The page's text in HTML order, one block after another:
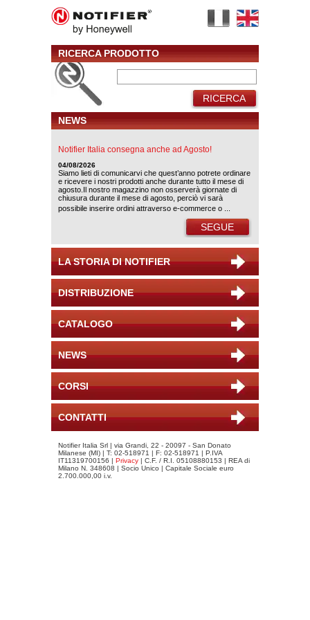
RICERCA PRODOTTO
RICERCA
NEWS
Notifier Italia consegna anche ad Agosto!
04/08/2026
Siamo lieti di comunicarvi che quest’anno potrete ordinare
e ricevere i nostri prodotti anche durante tutto il mese di
agosto.Il nostro magazzino non osserverà giornate di
chiusura durante il mese di agosto, perciò vi sarà
possibile inserire ordini attraverso e-commerce o ...
SEGUE
LA STORIA DI NOTIFIER
DISTRIBUZIONE
CATALOGO
NEWS
CORSI
CONTATTI
Notifier Italia Srl | via Grandi, 22 - 20097 - San Donato
Milanese (MI) | T: 02-518971 | F: 02-518971 | P.IVA
IT11319700156 | Privacy | C.F. / R.I. 05108880153 | REA di
Milano N. 348608 | Socio Unico | Capitale Sociale euro
2.700.000,00 i.v.